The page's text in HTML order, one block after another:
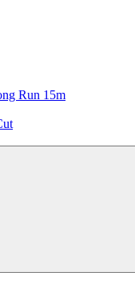
Run 15m